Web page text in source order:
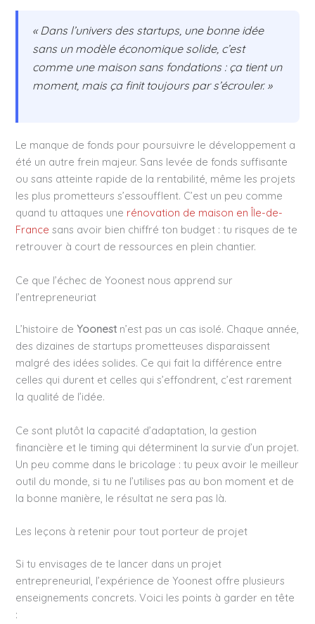
« Dans l’univers des startups, une bonne idée
sans un modèle économique solide, c’est
comme une maison sans fondations : ça tient un
moment, mais ça finit toujours par s’écrouler. »
Le manque de fonds pour poursuivre le développement a
été un autre frein majeur. Sans levée de fonds suffisante
ou sans atteinte rapide de la rentabilité, même les projets
les plus prometteurs s’essoufflent. C’est un peu comme
quand tu attaques une rénovation de maison en Île-de-
France sans avoir bien chiffré ton budget : tu risques de te
retrouver à court de ressources en plein chantier.
Ce que l’échec de Yoonest nous apprend sur
l’entrepreneuriat
L’histoire deYoonest n’est pas un cas isolé. Chaque année,
des dizaines de startups prometteuses disparaissent
malgré des idées solides. Ce qui fait la différence entre
celles qui durent et celles qui s’effondrent, c’est rarement
la qualité de l’idée.
Ce sont plutôt la capacité d’adaptation, la gestion
financière et le timing qui déterminent la survie d’un projet.
Un peu comme dans le bricolage : tu peux avoir le meilleur
outil du monde, si tu ne l’utilises pas au bon moment et de
la bonne manière, le résultat ne sera pas là.
Les leçons à retenir pour tout porteur de projet
Si tu envisages de te lancer dans un projet
entrepreneurial, l’expérience de Yoonest offre plusieurs
enseignements concrets. Voici les points à garder en tête
: